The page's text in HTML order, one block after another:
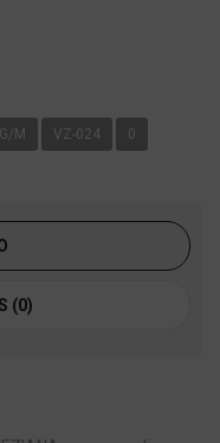
M VZ-024 0
(0)